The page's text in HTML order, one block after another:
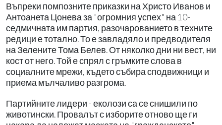
Въпреки помпозните приказки на Христо Иванов и
Антоанета Цонева за "огромния успех" на 10-
седмичната им партия, разочарованието в техните
редици е тотално. То е завладяло и предводителя
на Зелените Тома Белев. От няколко дни ни вест, ни
кост от него. Той е спрял с гръмките слова в
социалните мрежи, където събира сподвижници и
приема мълчаливо разгрома.
Партийните лидери - еколози са се снишили по
животински. Провалът с изборите отново ще ги